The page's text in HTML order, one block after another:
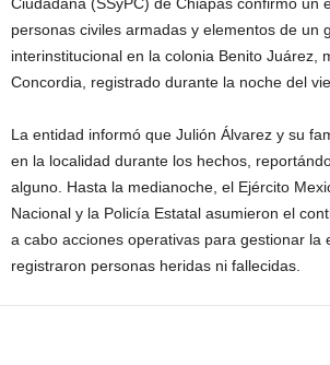
Ciudadana (SSyPC) de Chiapas confirmó un
personas civiles armadas y elementos de un
interinstitucional en la colonia Benito Juárez,
Concordia, registrado durante la noche del
La entidad informó que Julión Álvarez y su
en la localidad durante los hechos,
alguno. Hasta la medianoche, el Ejército
Nacional y la Policía Estatal asumieron el
a cabo acciones operativas para gestionar la
registraron personas heridas ni fallecidas.